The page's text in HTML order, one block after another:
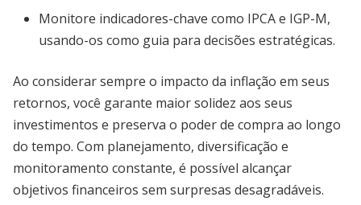
Monitore indicadores-chave como IPCA e IGP-M,
usando-os como guia para decisões estratégicas.
Ao considerar sempre o impacto da inflação em seus
retornos, você garante maior solidez aos seus
investimentos e preserva o poder de compra ao longo
do tempo. Com planejamento, diversificação e
monitoramento constante, é possível alcançar
objetivos financeiros sem surpresas desagradáveis.